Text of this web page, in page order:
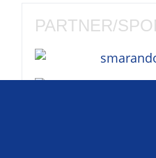
PARTNER/